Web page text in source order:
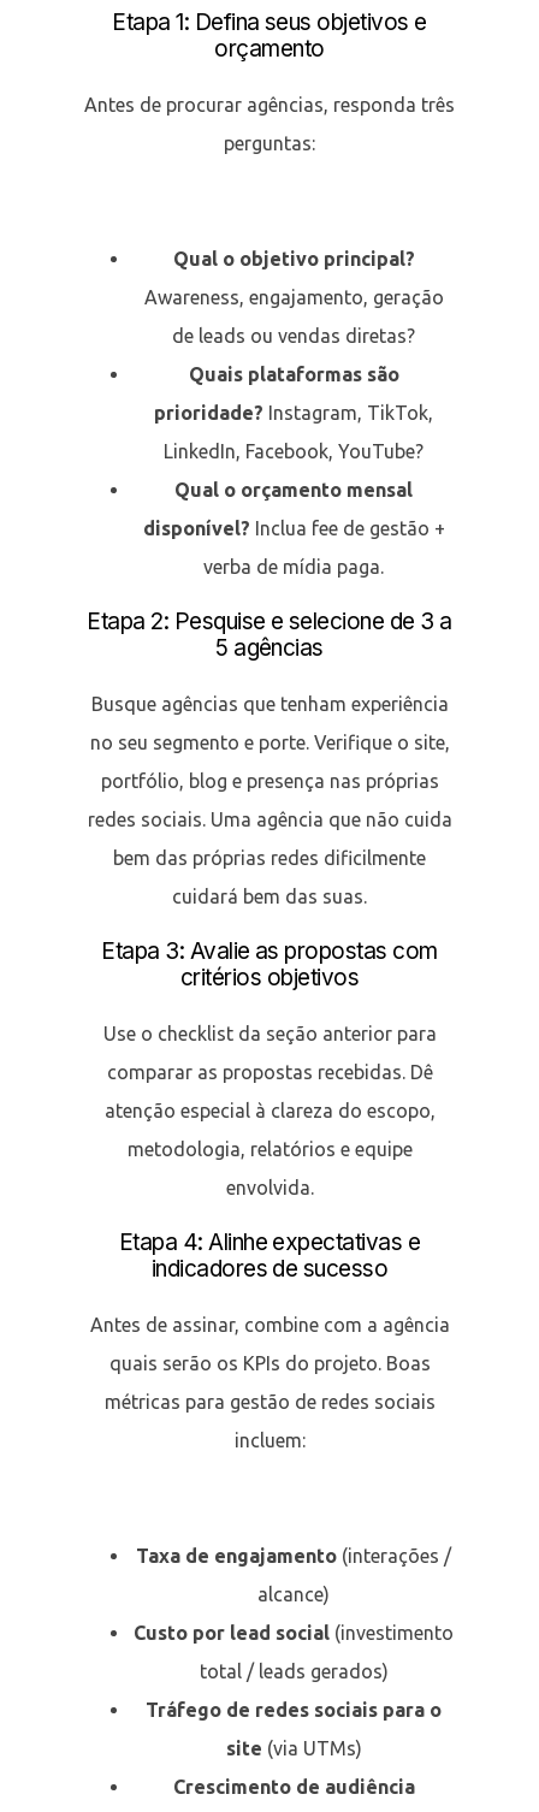
Etapa 1: Defina seus objetivos e
orçamento
Antes de procurar agências, responda três
perguntas:
Qual o objetivo principal?
Awareness, engajamento, geração
de leads ou vendas diretas?
Quais plataformas são
prioridade? Instagram, TikTok,
LinkedIn, Facebook, YouTube?
Qual o orçamento mensal
disponível? Inclua fee de gestão +
verba de mídia paga.
Etapa 2: Pesquise e selecione de 3 a
5 agências
Busque agências que tenham experiência
no seu segmento e porte. Verifique o site,
portfólio, blog e presença nas próprias
redes sociais. Uma agência que não cuida
bem das próprias redes dificilmente
cuidará bem das suas.
Etapa 3: Avalie as propostas com
critérios objetivos
Use o checklist da seção anterior para
comparar as propostas recebidas. Dê
atenção especial à clareza do escopo,
metodologia, relatórios e equipe
envolvida.
Etapa 4: Alinhe expectativas e
indicadores de sucesso
Antes de assinar, combine com a agência
quais serão os KPIs do projeto. Boas
métricas para gestão de redes sociais
incluem:
Taxa de engajamento (interações /
alcance)
Custo por lead social (investimento
total / leads gerados)
Tráfego de redes sociais para o
site (via UTMs)
Crescimento de audiência